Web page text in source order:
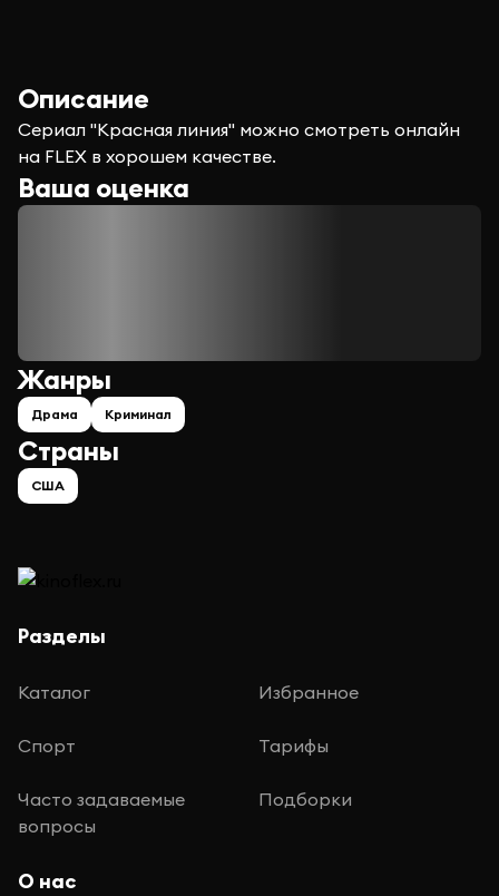
Описание
Сериал "Красная линия" можно смотреть онлайн
на FLEX в хорошем качестве.
Ваша оценка
Страны
США
Жанры
Драма Криминал
Разделы
Каталог Избранное
Спорт Тарифы
Часто задаваемые
вопросы
Подборки
О нас